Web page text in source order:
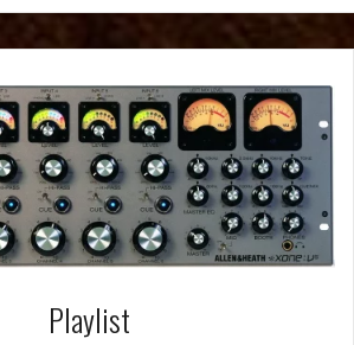
Playlist